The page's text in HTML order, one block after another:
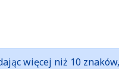
więcej niż 10